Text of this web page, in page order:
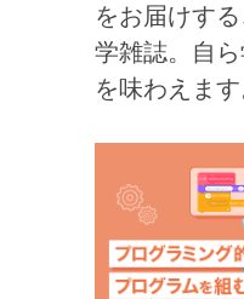
をお届けす
学雑誌。自
を味わえます